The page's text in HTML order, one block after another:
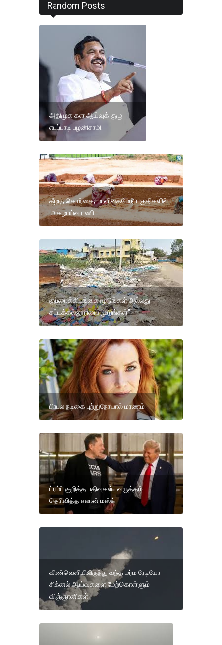
Random Posts
அதிமுக கள ஆய்வுக் குழு
எடப்பாடி பழனிசாமி.
கீழடி, கொற்கை, மாளிகைமேடு பகுதிகளில்
அகழாய்வு பணி
குப்பைக்கிடங்கை மூடுங்கள் அல்லது
சட்டக்கல்லூரியை மூடுங்கள்"
பிரபல நடிகை புற்றுநோயால் மரணம்
ட்ரம்ப் குறித்த பதிவுகள்.. வருத்தம்
தெரிவித்த எலான் மஸ்க்
விண்வெளியிலிருந்து வந்த மர்ம ரேடியோ
சிக்னல் ஆய்வுகளை மேற்கொள்ளும்
விஞ்ஞானிகள்